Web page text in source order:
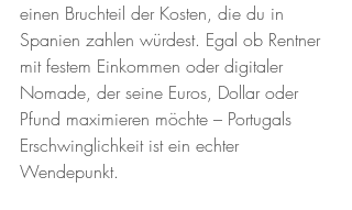
einen Bruchteil der Kosten, die du in
Spanien zahlen würdest. Egal ob Rentner
mit festem Einkommen oder digitaler
Nomade, der seine Euros, Dollar oder
Pfund maximieren möchte – Portugals
Erschwinglichkeit ist ein echter
Wendepunkt.